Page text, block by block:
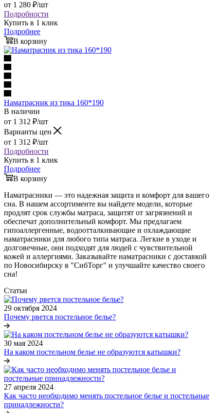
от 1 280 ₽/шт
Подробности
Купить в 1 клик
Подробнее
В корзину
Наматрасник из тика 160*190
В наличии
от 1 312 ₽/шт
Варианты цен
от 1 312 ₽/шт
Подробности
Купить в 1 клик
Подробнее
В корзину
Наматрасники — это надежная защита и комфорт для вашего
сна. В нашем ассортименте вы найдете модели, которые
продлят срок службы матраса, защитят от загрязнений и
обеспечат дополнительный комфорт. Мы предлагаем
гипоаллергенные, водоотталкивающие и охлаждающие
наматрасники для любого типа матраса. Легкие в уходе и
долговечные, они подходят для людей с чувствительной
кожей и аллергиями. Заказывайте наматрасники с доставкой
по Новосибирску в "СибТорг" и улучшайте качество своего
сна!
Статьи
29 октября 2024
Почему рвется постельное белье?
30 мая 2024
На каком постельном белье не образуются катышки?
27 апреля 2024
Как часто необходимо менять постельное белье и постельные
принадлежности?